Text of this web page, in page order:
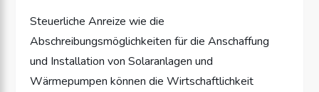
Steuerliche Anreize wie die
Abschreibungsmöglichkeiten für die Anschaffung
und Installation von Solaranlagen und
Wärmepumpen können die Wirtschaftlichkeit